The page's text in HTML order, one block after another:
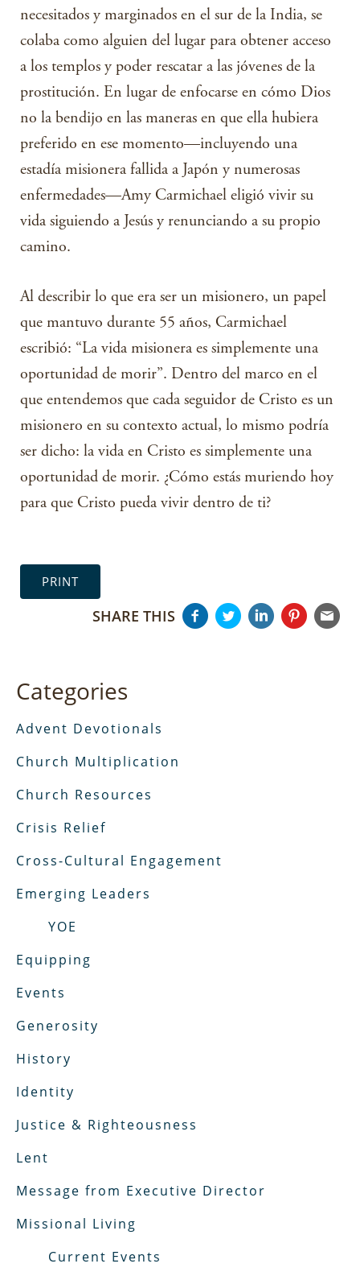
necesitados y marginados en el sur de la India, se
colaba como alguien del lugar para obtener acceso
a los templos y poder rescatar a las jóvenes de la
prostitución. En lugar de enfocarse en cómo Dios
no la bendijo en las maneras en que ella hubiera
preferido en ese momento—incluyendo una
estadía misionera fallida a Japón y numerosas
enfermedades—Amy Carmichael eligió vivir su
vida siguiendo a Jesús y renunciando a su propio
camino.
Al describir lo que era ser un misionero, un papel
que mantuvo durante 55 años, Carmichael
escribió: “La vida misionera es simplemente una
oportunidad de morir”. Dentro del marco en el
que entendemos que cada seguidor de Cristo es un
misionero en su contexto actual, lo mismo podría
ser dicho: la vida en Cristo es simplemente una
oportunidad de morir. ¿Cómo estás muriendo hoy
para que Cristo pueda vivir dentro de ti?
PRINT
SHARE THIS
Categories
Advent Devotionals
Church Multiplication
Church Resources
Crisis Relief
Cross-Cultural Engagement
Emerging Leaders
YOE
Equipping
Events
Generosity
History
Identity
Justice & Righteousness
Lent
Message from Executive Director
Missional Living
Current Events